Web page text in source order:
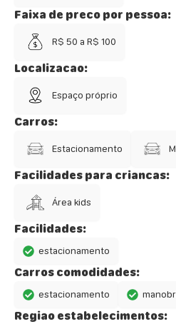
Faixa de preco por pessoa:
R$ 50 a R$ 100
Localizacao:
Espaço próprio
Carros:
Estacionamento
Facilidades para criancas:
Área kids
Facilidades:
estacionamento
Carros comodidades:
estacionamento
Regiao estabelecimentos: